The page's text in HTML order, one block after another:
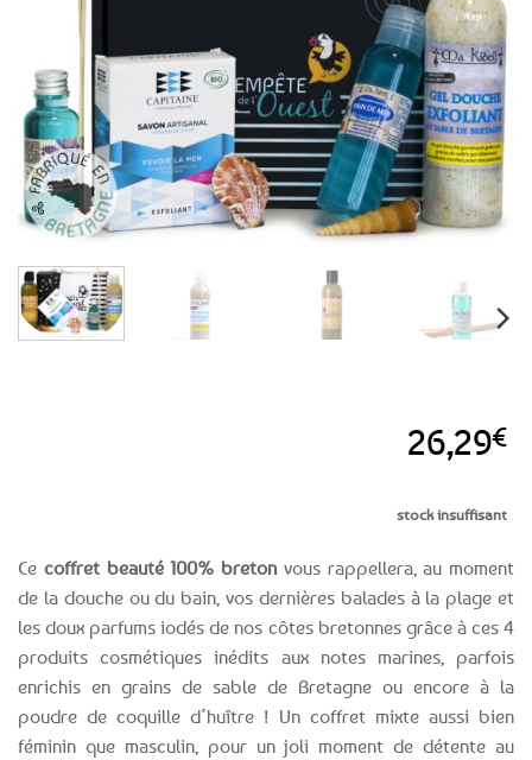
aux
favoris
Ce coffret beauté 100% breton vous rappellera, au moment
de la douche ou du bain, vos dernières balades à la plage et
les doux parfums iodés de nos côtes bretonnes grâce à ces 4
produits cosmétiques inédits aux notes marines, parfois
enrichis en grains de sable de Bretagne ou encore à la
poudre de coquille d’huître ! Un coffret mixte aussi bien
féminin que masculin, pour un joli moment de détente au
26,29€
stock insuffisant